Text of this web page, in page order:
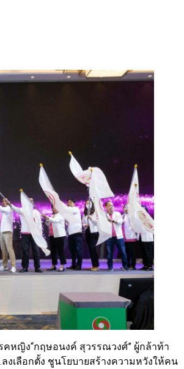
คหญิง“กฤษอนงค์ สุวรรณวงศ์” ผู้กล้าท้า
เลือกตั้ง ชูนโยบายสร้างความหวังให้คน